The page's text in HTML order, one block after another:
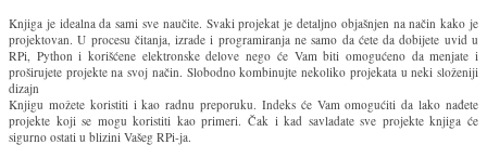
Knjiga je idealna da sami sve naučite. Svaki projekat je detaljno objašnjen na način kako je
projektovan. U procesu čitanja, izrade i programiranja ne samo da ćete da dobijete uvid u
RPi, Python i korišćene elektronske delove nego će Vam biti omogućeno da menjate i
proširujete projekte na svoj način. Slobodno kombinujte nekoliko projekata u neki složeniji
dizajn
Knjigu možete koristiti i kao radnu preporuku. Indeks će Vam omogućiti da lako nađete
projekte koji se mogu koristiti kao primeri. Čak i kad savladate sve projekte knjiga će
sigurno ostati u blizini Vašeg RPi-ja.